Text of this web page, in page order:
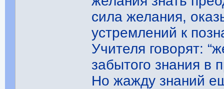
сила желания,
устремлений к
Учителя говорят:
забытого знания в
Но жажду знаний